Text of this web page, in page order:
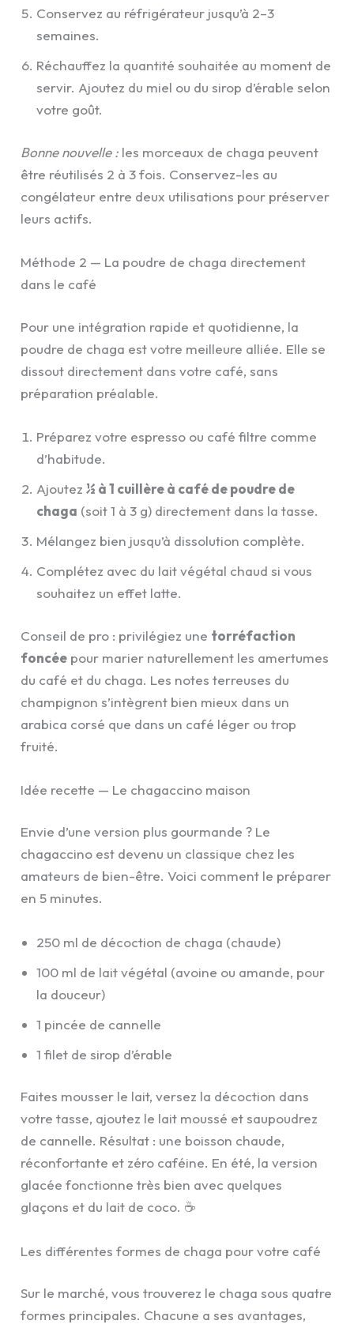
Conservez au réfrigérateur jusqu’à 2–3
semaines.
Réchauffez la quantité souhaitée au moment de
servir. Ajoutez du miel ou du sirop d’érable selon
votre goût.
Bonne nouvelle : les morceaux de chaga peuvent
être réutilisés 2 à 3 fois. Conservez-les au
congélateur entre deux utilisations pour préserver
leurs actifs.
Méthode 2 — La poudre de chaga directement
dans le café
Pour une intégration rapide et quotidienne, la
poudre de chaga est votre meilleure alliée. Elle se
dissout directement dans votre café, sans
préparation préalable.
Préparez votre espresso ou café filtre comme
d’habitude.
Ajoutez½ à 1 cuillère à café de poudre de
chaga (soit 1 à 3 g) directement dans la tasse.
Mélangez bien jusqu’à dissolution complète.
Complétez avec du lait végétal chaud si vous
souhaitez un effet latte.
Conseil de pro : privilégiez une torréfaction
foncée pour marier naturellement les amertumes
du café et du chaga. Les notes terreuses du
champignon s’intègrent bien mieux dans un
arabica corsé que dans un café léger ou trop
fruité.
Idée recette — Le chagaccino maison
Envie d’une version plus gourmande ? Le
chagaccino est devenu un classique chez les
amateurs de bien-être. Voici comment le préparer
en 5 minutes.
250 ml de décoction de chaga (chaude)
100 ml de lait végétal (avoine ou amande, pour
la douceur)
1 pincée de cannelle
1 filet de sirop d’érable
Faites mousser le lait, versez la décoction dans
votre tasse, ajoutez le lait moussé et saupoudrez
de cannelle. Résultat : une boisson chaude,
réconfortante et zéro caféine. En été, la version
glacée fonctionne très bien avec quelques
glaçons et du lait de coco. ☕
Les différentes formes de chaga pour votre café
Sur le marché, vous trouverez le chaga sous quatre
formes principales. Chacune a ses avantages,